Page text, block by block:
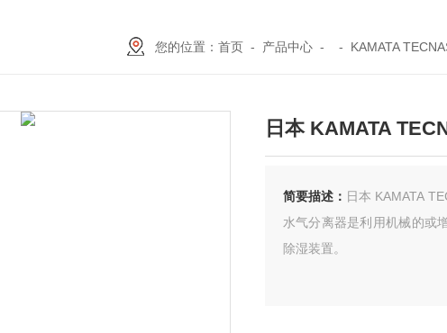
您的位置： 首页- 产品中心- - KAMATA
日本 KAMATA
简要描述： 日本 KAMATA
水气分离器是利用机械的或
除湿装置。